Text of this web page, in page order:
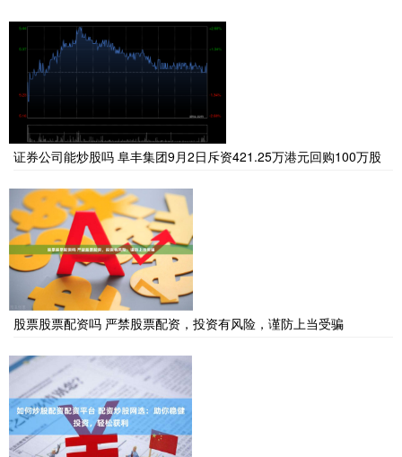
证券公司能炒股吗 阜丰集团9月2日斥资421.25万港元回购100万股
股票股票配资吗 严禁股票配资，投资有风险，谨防上当受骗